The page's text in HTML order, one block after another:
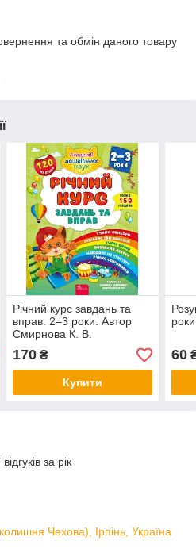
та обмін даного товару
Річний курс завдань та
вправ. 2–3 роки. Автор
Смирнова К. В.
170₴
Купити
роки
60
за рік
Чехова), Ірпінь, Україна